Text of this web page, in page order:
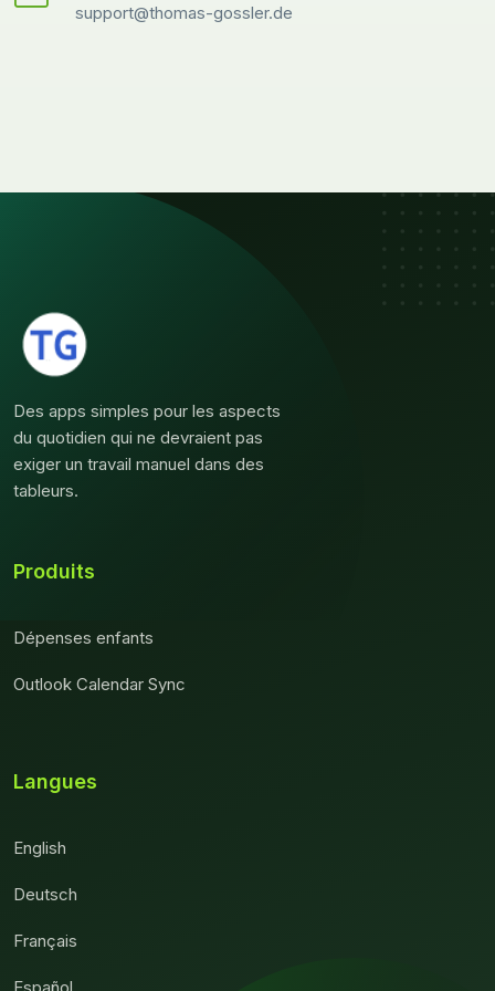
support@thomas-gossler.de
Des apps simples pour les aspects
du quotidien qui ne devraient pas
exiger un travail manuel dans des
tableurs.
Produits
Dépenses enfants
Outlook Calendar Sync
Langues
English
Deutsch
Français